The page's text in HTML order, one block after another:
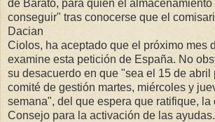
de Barato, para quien el
conseguir" tras conocerse que el
Dacian
Ciolos, ha aceptado que el próximo mes
examine esta petición de España. No
su desacuerdo en que "sea el 15 de abril
comité de gestión martes, miércoles y
semana", del que espera que ratifique, la
Consejo para la activación de las ayudas.